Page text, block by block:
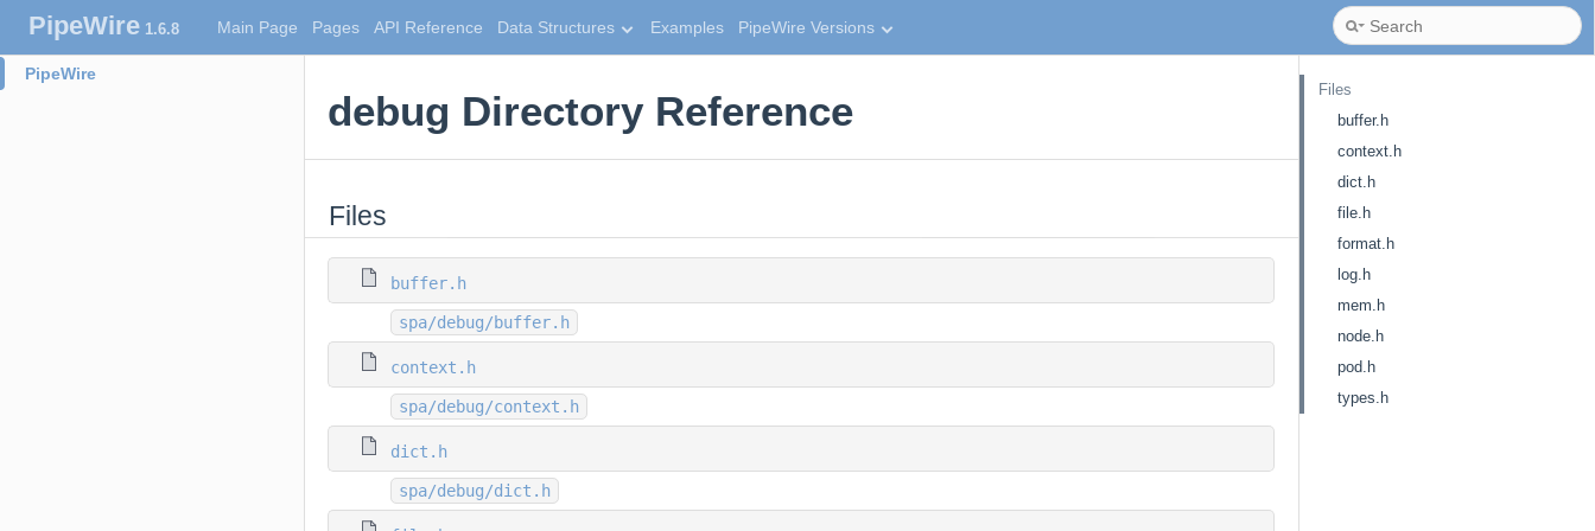
PipeWire1.6.8 Main Page Pages API Reference Data Structures Examples PipeWire Versions
PipeWire
debug Directory Reference
Files
buffer.h
spa/debug/buffer.h
context.h
spa/debug/context.h
dict.h
spa/debug/dict.h
Files
buffer.h
context.h
dict.h
file.h
format.h
log.h
mem.h
node.h
pod.h
types.h